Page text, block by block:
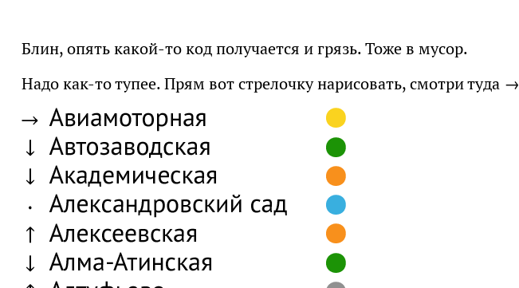
Блин, опять какой-то код получается и грязь. Тоже в мусор.
Надо как-то тупее. Прям вот стрелочку нарисовать, cмотри туда →